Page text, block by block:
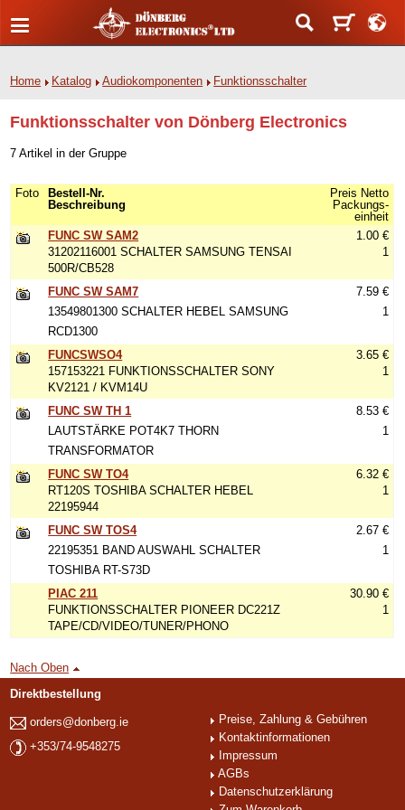
Home Katalog Audiokomponenten Funktionsschalter
Funktionsschalter von Dönberg Electronics
7 Artikel in der Gruppe
Foto
Bestell-Nr.
Beschreibung
Preis Netto
Packungs-
einheit
FUNC SW SAM2
31202116001 SCHALTER SAMSUNG TENSAI
500R/CB528
1.00 €
1
FUNC SW SAM7
13549801300 SCHALTER HEBEL SAMSUNG
RCD1300
7.59 €
1
FUNCSWSO4
157153221 FUNKTIONSSCHALTER SONY
KV2121 / KVM14U
3.65 €
1
FUNC SW TH 1
LAUTSTÄRKE POT4K7 THORN
TRANSFORMATOR
8.53 €
1
FUNC SW TO4
RT120S TOSHIBA SCHALTER HEBEL
22195944
6.32 €
1
FUNC SW TOS4
22195351 BAND AUSWAHL SCHALTER
TOSHIBA RT-S73D
2.67 €
1
PIAC 211
FUNKTIONSSCHALTER PIONEER DC221Z
TAPE/CD/VIDEO/TUNER/PHONO
30.90 €
1
Nach Oben
Direktbestellung
orders@donberg.ie
+353/74-9548275
Preise, Zahlung & Gebühren
Kontaktinformationen
Impressum
AGBs
Datenschutzerklärung